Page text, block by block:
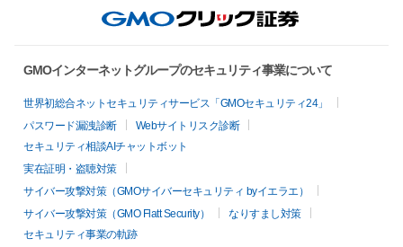
GMOインターネットグループのセキュリティ事業について
世界初総合ネットセキュリティサービス「GMOセキュリティ24」
パスワード漏洩診断
Webサイトリスク診断
セキュリティ相談AIチャットボット
実在証明・盗聴対策
サイバー攻撃対策（GMOサイバーセキュリティ byイエラエ）
サイバー攻撃対策（GMO Flatt Security）
なりすまし対策
セキュリティ事業の軌跡